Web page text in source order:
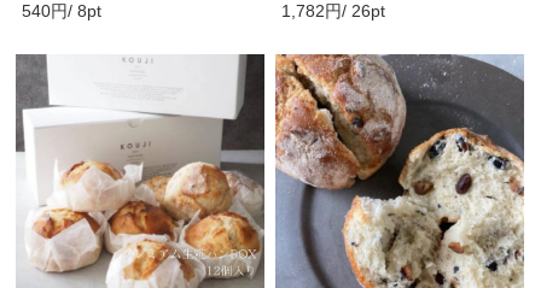
ィーガン・砂..
540円/ 8pt
ンギフト (ヴ..
1,782円/ 26pt